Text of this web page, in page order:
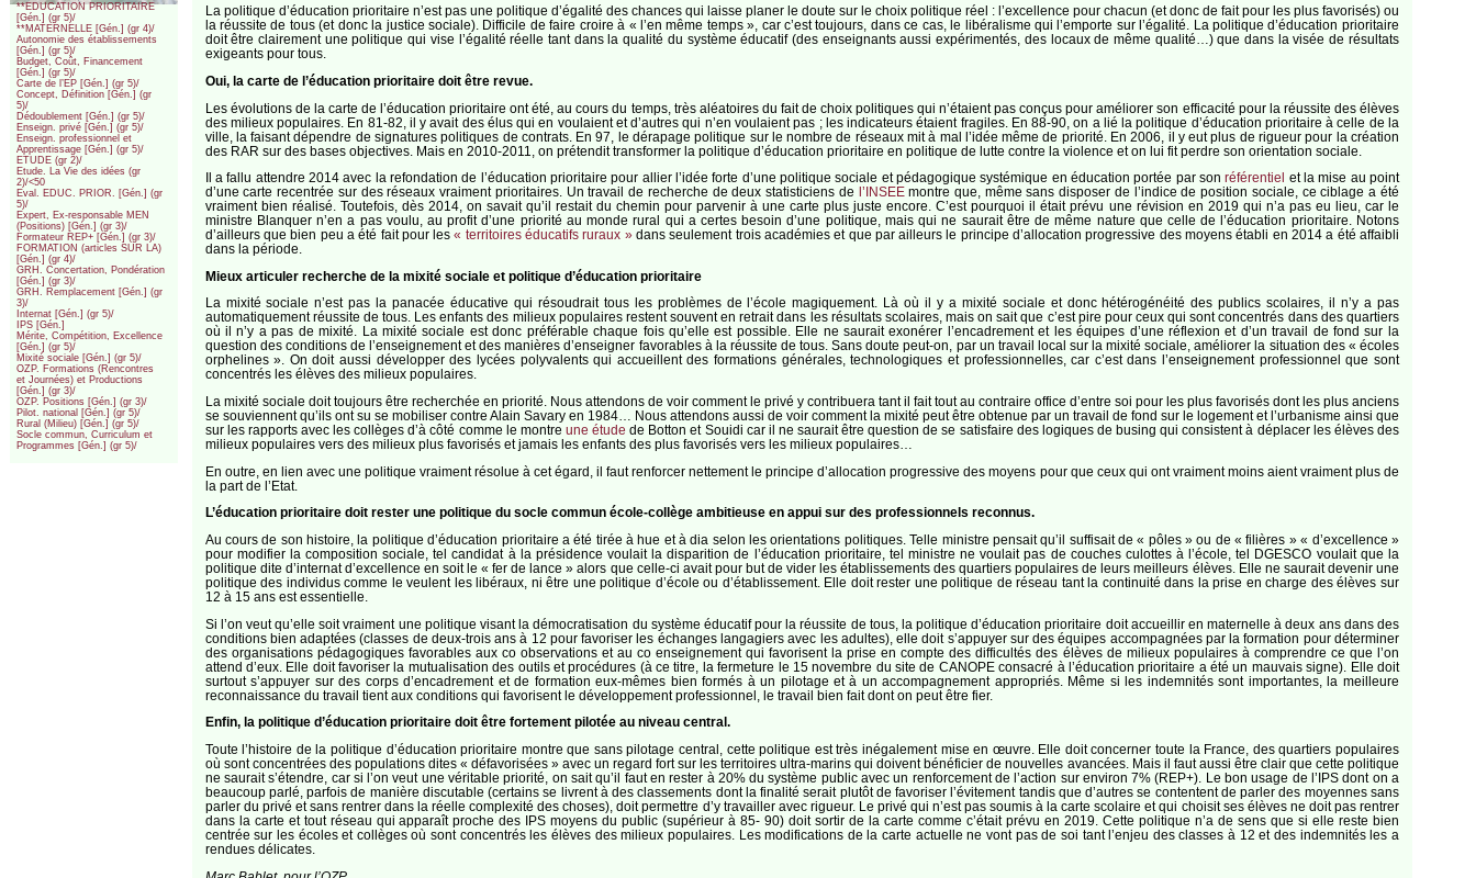
**EDUCATION PRIORITAIRE
[Gén.] (gr 5)/
**MATERNELLE [Gén.] (gr 4)/
Autonomie des établissements
[Gén.] (gr 5)/
Budget, Coût, Financement
[Gén.] (gr 5)/
Carte de l’EP [Gén.] (gr 5)/
Concept, Définition [Gén.] (gr
5)/
Dédoublement [Gén.] (gr 5)/
Enseign. privé [Gén.] (gr 5)/
Enseign. professionnel et
Apprentissage [Gén.] (gr 5)/
ETUDE (gr 2)/
Etude. La Vie des idées (gr
2)/<50
Eval. EDUC. PRIOR. [Gén.] (gr
5)/
Expert, Ex-responsable MEN
(Positions) [Gén.] (gr 3)/
Formateur REP+ [Gén.] (gr 3)/
FORMATION (articles SUR LA)
[Gén.] (gr 4)/
GRH. Concertation, Pondération
[Gén.] (gr 3)/
GRH. Remplacement [Gén.] (gr
3)/
Internat [Gén.] (gr 5)/
IPS [Gén.]
Mérite, Compétition, Excellence
[Gén.] (gr 5)/
Mixité sociale [Gén.] (gr 5)/
OZP. Formations (Rencontres
et Journées) et Productions
[Gén.] (gr 3)/
OZP. Positions [Gén.] (gr 3)/
Pilot. national [Gén.] (gr 5)/
Rural (Milieu) [Gén.] (gr 5)/
Socle commun, Curriculum et
Programmes [Gén.] (gr 5)/
La politique d’éducation prioritaire n’est pas une politique d’égalité des chances qui laisse planer le doute sur le choix politique réel : l’excellence pour chacun (et donc de fait pour les plus favorisés) ou
la réussite de tous (et donc la justice sociale). Difficile de faire croire à « l’en même temps », car c’est toujours, dans ce cas, le libéralisme qui l’emporte sur l’égalité. La politique d’éducation prioritaire
doit être clairement une politique qui vise l’égalité réelle tant dans la qualité du système éducatif (des enseignants aussi expérimentés, des locaux de même qualité…) que dans la visée de résultats
exigeants pour tous.
Oui, la carte de l’éducation prioritaire doit être revue.
Les évolutions de la carte de l’éducation prioritaire ont été, au cours du temps, très aléatoires du fait de choix politiques qui n’étaient pas conçus pour améliorer son efficacité pour la réussite des élèves
des milieux populaires. En 81-82, il y avait des élus qui en voulaient et d’autres qui n’en voulaient pas ; les indicateurs étaient fragiles. En 88-90, on a lié la politique d’éducation prioritaire à celle de la
ville, la faisant dépendre de signatures politiques de contrats. En 97, le dérapage politique sur le nombre de réseaux mit à mal l’idée même de priorité. En 2006, il y eut plus de rigueur pour la création
des RAR sur des bases objectives. Mais en 2010-2011, on prétendit transformer la politique d’éducation prioritaire en politique de lutte contre la violence et on lui fit perdre son orientation sociale.
Il a fallu attendre 2014 avec la refondation de l’éducation prioritaire pour allier l’idée forte d’une politique sociale et pédagogique systémique en éducation portée par sonréférentiel
et la mise au point
d’une carte recentrée sur des réseaux vraiment prioritaires. Un travail de recherche de deux statisticiens de
l’INSEEmontre que, même sans disposer de l’indice de position sociale, ce ciblage a été
vraiment bien réalisé. Toutefois, dès 2014, on savait qu’il restait du chemin pour parvenir à une carte plus juste encore. C’est pourquoi il était prévu une révision en 2019 qui n’a pas eu lieu, car le
ministre Blanquer n’en a pas voulu, au profit d’une priorité au monde rural qui a certes besoin d’une politique, mais qui ne saurait être de même nature que celle de l’éducation prioritaire. Notons
d’ailleurs que bien peu a été fait pour les« territoires éducatifs ruraux »dans seulement trois académies et que par ailleurs le principe d’allocation progressive des moyens établi en 2014 a été affaibli
dans la période.
Mieux articuler recherche de la mixité sociale et politique d’éducation prioritaire
La mixité sociale n’est pas la panacée éducative qui résoudrait tous les problèmes de l’école magiquement. Là où il y a mixité sociale et donc hétérogénéité des publics scolaires, il n’y a pas
automatiquement réussite de tous. Les enfants des milieux populaires restent souvent en retrait dans les résultats scolaires, mais on sait que c’est pire pour ceux qui sont concentrés dans des quartiers
où il n’y a pas de mixité. La mixité sociale est donc préférable chaque fois qu’elle est possible. Elle ne saurait exonérer l’encadrement et les équipes d’une réflexion et d’un travail de fond sur la
question des conditions de l’enseignement et des manières d’enseigner favorables à la réussite de tous. Sans doute peut-on, par un travail local sur la mixité sociale, améliorer la situation des « écoles
orphelines ». On doit aussi développer des lycées polyvalents qui accueillent des formations générales, technologiques et professionnelles, car c’est dans l’enseignement professionnel que sont
concentrés les élèves des milieux populaires.
La mixité sociale doit toujours être recherchée en priorité. Nous attendons de voir comment le privé y contribuera tant il fait tout au contraire office d’entre soi pour les plus favorisés dont les plus anciens
se souviennent qu’ils ont su se mobiliser contre Alain Savary en 1984… Nous attendons aussi de voir comment la mixité peut être obtenue par un travail de fond sur le logement et l’urbanisme ainsi que
sur les rapports avec les collèges d’à côté comme le montre une étude de Botton et Souidi car il ne saurait être question de se satisfaire des logiques de busing qui consistent à déplacer les élèves des
milieux populaires vers des milieux plus favorisés et jamais les enfants des plus favorisés vers les milieux populaires…
En outre, en lien avec une politique vraiment résolue à cet égard, il faut renforcer nettement le principe d’allocation progressive des moyens pour que ceux qui ont vraiment moins aient vraiment plus de
la part de l’Etat.
L’éducation prioritaire doit rester une politique du socle commun école-collège ambitieuse en appui sur des professionnels reconnus.
Au cours de son histoire, la politique d’éducation prioritaire a été tirée à hue et à dia selon les orientations politiques. Telle ministre pensait qu’il suffisait de « pôles » ou de « filières » « d’excellence »
pour modifier la composition sociale, tel candidat à la présidence voulait la disparition de l’éducation prioritaire, tel ministre ne voulait pas de couches culottes à l’école, tel DGESCO voulait que la
politique dite d’internat d’excellence en soit le « fer de lance » alors que celle-ci avait pour but de vider les établissements des quartiers populaires de leurs meilleurs élèves. Elle ne saurait devenir une
politique des individus comme le veulent les libéraux, ni être une politique d’école ou d’établissement. Elle doit rester une politique de réseau tant la continuité dans la prise en charge des élèves sur
12 à 15 ans est essentielle.
Si l’on veut qu’elle soit vraiment une politique visant la démocratisation du système éducatif pour la réussite de tous, la politique d’éducation prioritaire doit accueillir en maternelle à deux ans dans des
conditions bien adaptées (classes de deux-trois ans à 12 pour favoriser les échanges langagiers avec les adultes), elle doit s’appuyer sur des équipes accompagnées par la formation pour déterminer
des organisations pédagogiques favorables aux co observations et au co enseignement qui favorisent la prise en compte des difficultés des élèves de milieux populaires à comprendre ce que l’on
attend d’eux. Elle doit favoriser la mutualisation des outils et procédures (à ce titre, la fermeture le 15 novembre du site de CANOPE consacré à l’éducation prioritaire a été un mauvais signe). Elle doit
surtout s’appuyer sur des corps d’encadrement et de formation eux-mêmes bien formés à un pilotage et à un accompagnement appropriés. Même si les indemnités sont importantes, la meilleure
reconnaissance du travail tient aux conditions qui favorisent le développement professionnel, le travail bien fait dont on peut être fier.
Enfin, la politique d’éducation prioritaire doit être fortement pilotée au niveau central.
Toute l’histoire de la politique d’éducation prioritaire montre que sans pilotage central, cette politique est très inégalement mise en œuvre. Elle doit concerner toute la France, des quartiers populaires
où sont concentrées des populations dites « défavorisées » avec un regard fort sur les territoires ultra-marins qui doivent bénéficier de nouvelles avancées. Mais il faut aussi être clair que cette politique
ne saurait s’étendre, car si l’on veut une véritable priorité, on sait qu’il faut en rester à 20% du système public avec un renforcement de l’action sur environ 7% (REP+). Le bon usage de l’IPS dont on a
beaucoup parlé, parfois de manière discutable (certains se livrent à des classements dont la finalité serait plutôt de favoriser l’évitement tandis que d’autres se contentent de parler des moyennes sans
parler du privé et sans rentrer dans la réelle complexité des choses), doit permettre d’y travailler avec rigueur. Le privé qui n’est pas soumis à la carte scolaire et qui choisit ses élèves ne doit pas rentrer
dans la carte et tout réseau qui apparaît proche des IPS moyens du public (supérieur à 85- 90) doit sortir de la carte comme c’était prévu en 2019. Cette politique n’a de sens que si elle reste bien
centrée sur les écoles et collèges où sont concentrés les élèves des milieux populaires. Les modifications de la carte actuelle ne vont pas de soi tant l’enjeu des classes à 12 et des indemnités les a
rendues délicates.